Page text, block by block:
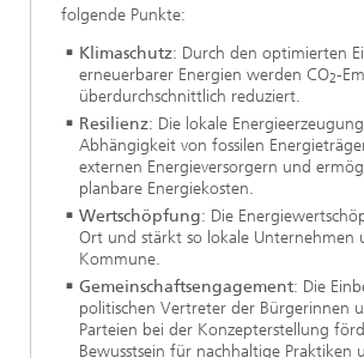
folgende Punkte:
Klimaschutz: Durch den optimierten
erneuerbarer Energien werden CO2-
überdurchschnittlich reduziert.
Resilienz: Die lokale
Abhängigkeit von fossilen
externen Energieversorgern und
planbare Energiekosten.
Wertschöpfung: Die
Ort und stärkt so lokale Unternehmen
Kommune.
Gemeinschaftsengagement: Die
politischen Vertreter der Bürgerinnen
Parteien bei der Konzepterstellung
Bewusstsein für nachhaltige Praktiken